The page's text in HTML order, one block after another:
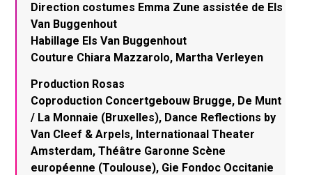
Direction costumes Emma Zune assistée de Els
Van Buggenhout
Habillage Els Van Buggenhout
Couture Chiara Mazzarolo, Martha Verleyen
Production Rosas
Coproduction Concertgebouw Brugge, De Munt
/ La Monnaie (Bruxelles), Dance Reflections by
Van Cleef & Arpels, Internationaal Theater
Amsterdam, Théâtre Garonne Scène
européenne (Toulouse), Gie Fondoc Occitanie